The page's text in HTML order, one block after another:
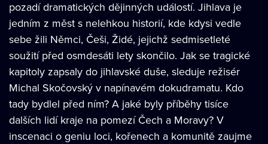
pozadí dramatických dějinných událostí. Jihlava je
jedním z měst s nelehkou historií, kde kdysi vedle
sebe žili Němci, Češi, Židé, jejichž sedmisetleté
soužití před osmdesáti lety skončilo. Jak se tragické
kapitoly zapsaly do jihlavské duše, sleduje režisér
Michal Skočovský v napínavém dokudramatu. Kdo
tady bydlel před ním? A jaké byly příběhy tisíce
dalších lidí kraje na pomezí Čech a Moravy? V
inscenaci o geniu loci, kořenech a komunitě zaujme